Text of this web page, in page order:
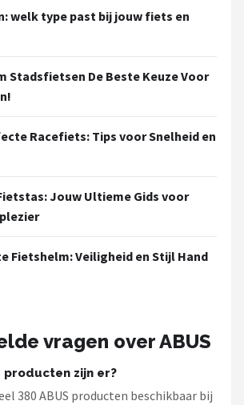
welk type past bij jouw fiets en
Stadsfietsen De Beste Keuze Voor
Racefiets: Tips voor Snelheid en
Jouw Ultieme Gids voor
Fietshelm: Veiligheid en Stijl Hand
vragen over ABUS
producten zijn er?
380 ABUS producten beschikbaar bij